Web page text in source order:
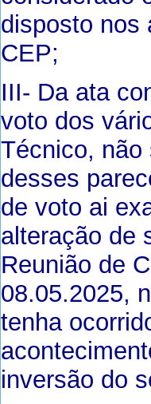
disposto nos
CEP;
III- Da ata
voto dos
Técnico, não
desses
de voto ai
alteração de
Reunião de
08.05.2025,
tenha
inversão do